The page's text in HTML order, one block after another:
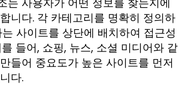
니다. 각 카테고리를 명확히 정의하
사이트를 상단에 배치하여 접근성
들어, 쇼핑, 뉴스, 소셜 미디어와 같
들어 중요도가 높은 사이트를 먼저
다.